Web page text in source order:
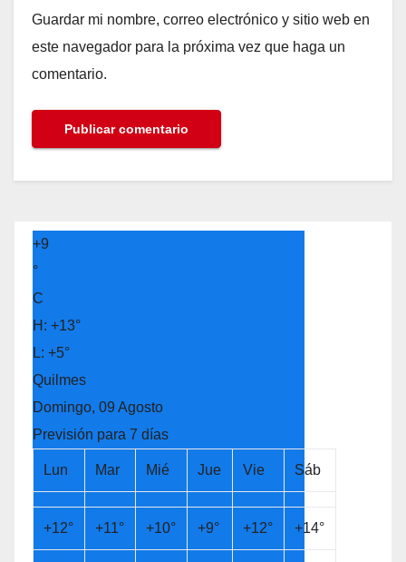
Guardar mi nombre, correo electrónico y sitio web en
este navegador para la próxima vez que haga un
comentario.
+9
°
C
H: +13°
L: +5°
Quilmes
Domingo, 09 Agosto
Previsión para 7 días
Lun Mar Mié Jue Vie Sáb
+12° +11° +10° +9° +12° +14°